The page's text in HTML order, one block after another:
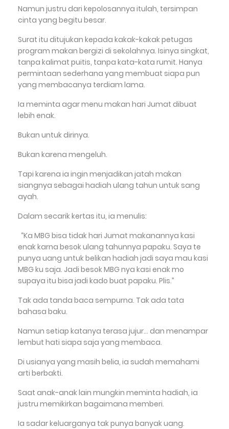
Namun justru dari kepolosannya itulah, tersimpan
cinta yang begitu besar.
Surat itu ditujukan kepada kakak-kakak petugas
program makan bergizi di sekolahnya. Isinya singkat,
tanpa kalimat puitis, tanpa kata-kata rumit. Hanya
permintaan sederhana yang membuat siapa pun
yang membacanya terdiam lama.
Ia meminta agar menu makan hari Jumat dibuat
lebih enak.
Bukan untuk dirinya.
Bukan karena mengeluh.
Tapi karena ia ingin menjadikan jatah makan
siangnya sebagai hadiah ulang tahun untuk sang
ayah.
Dalam secarik kertas itu, ia menulis:
“Ka MBG bisa tidak hari Jumat makanannya kasi
enak karna besok ulang tahunnya papaku. Saya te
punya uang untuk belikan hadiah jadi saya mau kasi
MBG ku saja. Jadi besok MBG nya kasi enak mo
supaya itu bisa jadi kado buat papaku. Plis.”
Tak ada tanda baca sempurna. Tak ada tata
bahasa baku.
Namun setiap katanya terasa jujur… dan menampar
lembut hati siapa saja yang membaca.
Di usianya yang masih belia, ia sudah memahami
arti berbakti.
Saat anak-anak lain mungkin meminta hadiah, ia
justru memikirkan bagaimana memberi.
Ia sadar keluarganya tak punya banyak uang.